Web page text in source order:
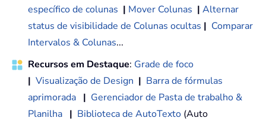
específico de colunas | Mover Colunas | Alternar
status de visibilidade de Colunas ocultas | Comparar
Intervalos & Colunas...
Recursos em Destaque: Grade de foco
| Visualização de Design | Barra de fórmulas
aprimorada | Gerenciador de Pasta de trabalho &
Planilha | Biblioteca de AutoTexto (Auto